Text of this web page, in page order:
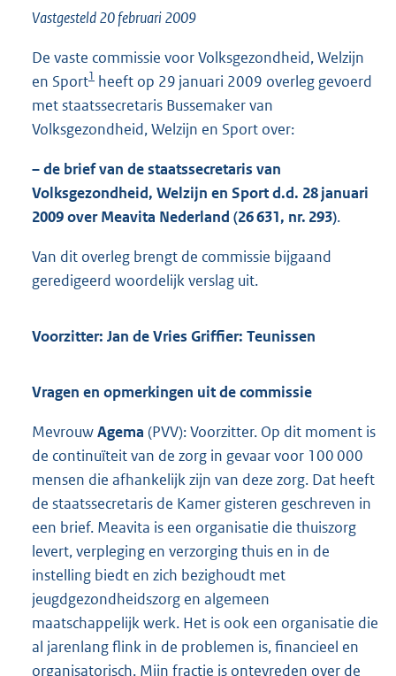
1
K
b
Vastgesteld 20 februari 2009
De vaste commissie voor Volksgezondheid, Welzijn
en Sport1 heeft op 29 januari 2009 overleg gevoerd
met staatssecretaris Bussemaker van
Volksgezondheid, Welzijn en Sport over:
– de brief van de staatssecretaris van
Volksgezondheid, Welzijn en Sport d.d. 28 januari
2009 over Meavita Nederland (26 631, nr. 293).
Van dit overleg brengt de commissie bijgaand
geredigeerd woordelijk verslag uit.
Voorzitter: Jan de Vries Griffier: Teunissen
Vragen en opmerkingen uit de commissie
MevrouwAgema (PVV): Voorzitter. Op dit moment is
de continuïteit van de zorg in gevaar voor 100 000
mensen die afhankelijk zijn van deze zorg. Dat heeft
de staatssecretaris de Kamer gisteren geschreven in
een brief. Meavita is een organisatie die thuiszorg
levert, verpleging en verzorging thuis en in de
instelling biedt en zich bezighoudt met
jeugdgezondheidszorg en algemeen
maatschappelijk werk. Het is ook een organisatie die
al jarenlang flink in de problemen is, financieel en
organisatorisch. Mijn fractie is ontevreden over de